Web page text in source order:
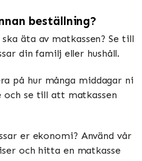
beställning?
äta av matkassen? Se till
din familj eller hushåll.
på hur många middagar ni
och se till att matkassen
er ekonomi? Använd vår
och hitta en matkasse